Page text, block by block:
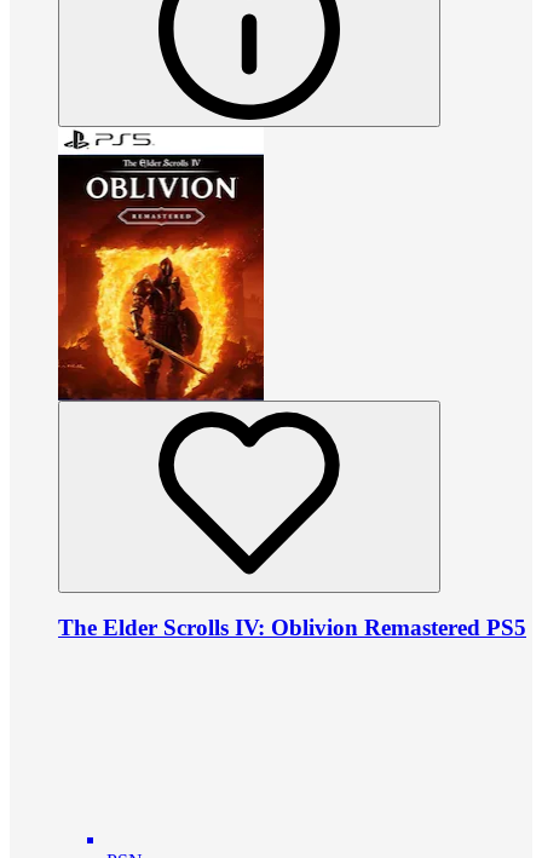
The Elder Scrolls IV: Oblivion Remastered PS5